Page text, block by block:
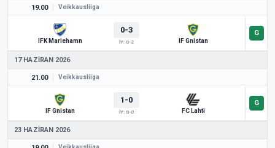
19.00 Veikkausliiga
IFK Mariehamn
0-3
İY: 0-2 IF Gnistan
17 HAZIRAN 2026
21.00 Veikkausliiga
IF Gnistan
1-0
İY: 0-0 FC Lahti
23 HAZIRAN 2026